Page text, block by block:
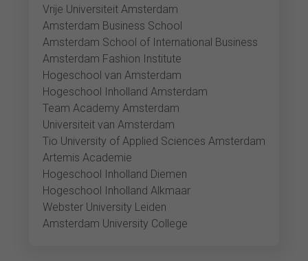
Vrije Universiteit Amsterdam
Amsterdam Business School
Amsterdam School of International Business
Amsterdam Fashion Institute
Hogeschool van Amsterdam
Hogeschool Inholland Amsterdam
Team Academy Amsterdam
Universiteit van Amsterdam
Tio University of Applied Sciences Amsterdam
Artemis Academie
Hogeschool Inholland Diemen
Hogeschool Inholland Alkmaar
Webster University Leiden
Amsterdam University College